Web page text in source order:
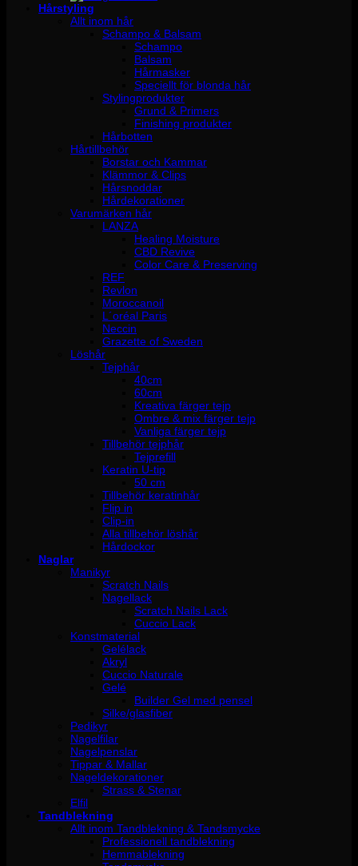
Hårstyling
Allt inom hår
Schampo & Balsam
Schampo
Balsam
Hårmasker
Speciellt för blonda hår
Stylingprodukter
Grund & Primers
Finishing produkter
Hårbotten
Hårtillbehör
Borstar och Kammar
Klämmor & Clips
Hårsnoddar
Hårdekorationer
Varumärken hår
LANZA
Healing Moisture
CBD Revive
Color Care & Preserving
REF
Revlon
Moroccanoil
L´oréal Paris
Neccin
Grazette of Sweden
Löshår
Tejphår
40cm
60cm
Kreativa färger tejp
Ombre & mix färger tejp
Vanliga färger tejp
Tillbehör tejphår
Tejprefill
Keratin U-tip
50 cm
Tillbehör keratinhår
Flip in
Clip-in
Alla tillbehör löshår
Hårdockor
Naglar
Manikyr
Scratch Nails
Nagellack
Scratch Nails Lack
Cuccio Lack
Konstmaterial
Gelélack
Akryl
Cuccio Naturale
Gelé
Builder Gel med pensel
Silke/glasfiber
Pedikyr
Nagelfilar
Nagelpenslar
Tippar & Mallar
Nageldekorationer
Strass & Stenar
Elfil
Tandblekning
Allt inom Tandblekning & Tandsmycke
Professionell tandblekning
Hemmablekning